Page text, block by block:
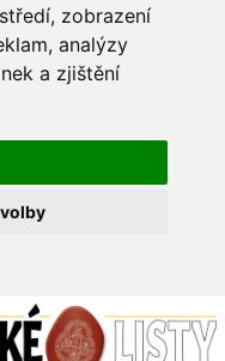
zobrazení
analýzy
a zjištění